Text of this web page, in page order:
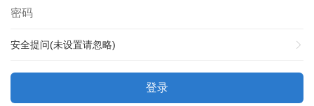
安全提问(未设置请忽略)
登录